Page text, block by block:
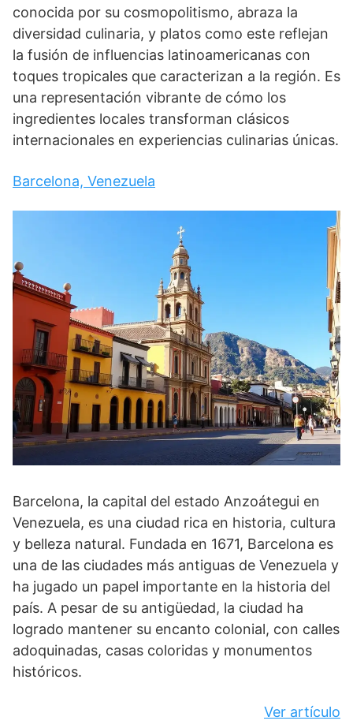
conocida por su cosmopolitismo, abraza la
diversidad culinaria, y platos como este reflejan
la fusión de influencias latinoamericanas con
toques tropicales que caracterizan a la región. Es
una representación vibrante de cómo los
ingredientes locales transforman clásicos
internacionales en experiencias culinarias únicas.
Barcelona, Venezuela
Barcelona, la capital del estado Anzoátegui en
Venezuela, es una ciudad rica en historia, cultura
y belleza natural. Fundada en 1671, Barcelona es
una de las ciudades más antiguas de Venezuela y
ha jugado un papel importante en la historia del
país. A pesar de su antigüedad, la ciudad ha
logrado mantener su encanto colonial, con calles
adoquinadas, casas coloridas y monumentos
históricos.
Ver artículo